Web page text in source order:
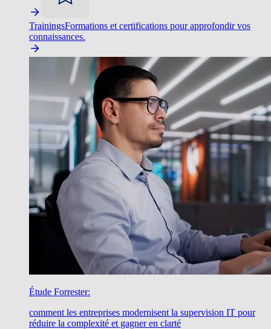
TrainingsFormations et certifications pour approfondir vos
connaissances.
Étude Forrester:
comment les entreprises modernisent la supervision IT pour
réduire la complexité et gagner en clarté